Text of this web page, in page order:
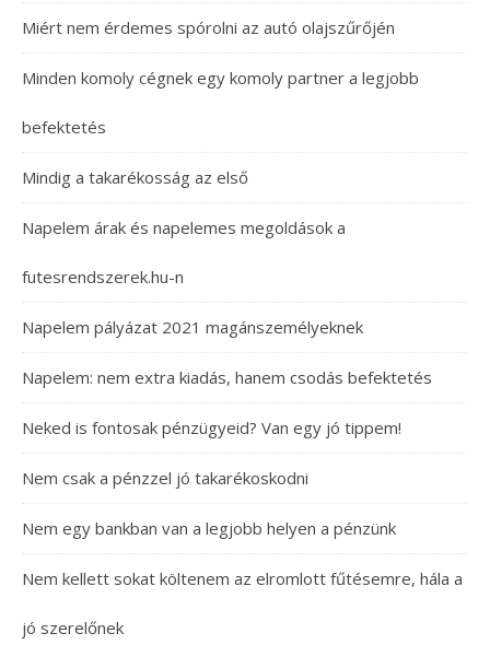
Miért nem érdemes spórolni az autó olajszűrőjén
Minden komoly cégnek egy komoly partner a legjobb
befektetés
Mindig a takarékosság az első
Napelem árak és napelemes megoldások a
futesrendszerek.hu-n
Napelem pályázat 2021 magánszemélyeknek
Napelem: nem extra kiadás, hanem csodás befektetés
Neked is fontosak pénzügyeid? Van egy jó tippem!
Nem csak a pénzzel jó takarékoskodni
Nem egy bankban van a legjobb helyen a pénzünk
Nem kellett sokat költenem az elromlott fűtésemre, hála a
jó szerelőnek